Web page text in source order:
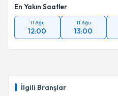
İlgili Branşlar
En Yakın Saatler
11 Ağu
12:00
11 Ağu
13:00